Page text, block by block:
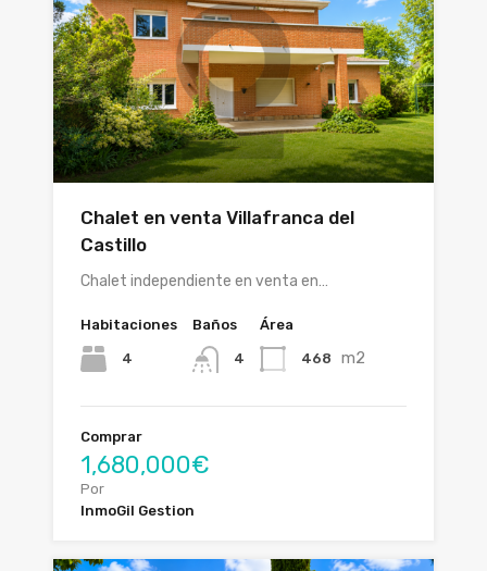
Chalet en venta Villafranca del
Castillo
Chalet independiente en venta en…
Habitaciones
4
Baños
4
Área
468 m2
Comprar
1,680,000€
Por
InmoGil Gestion